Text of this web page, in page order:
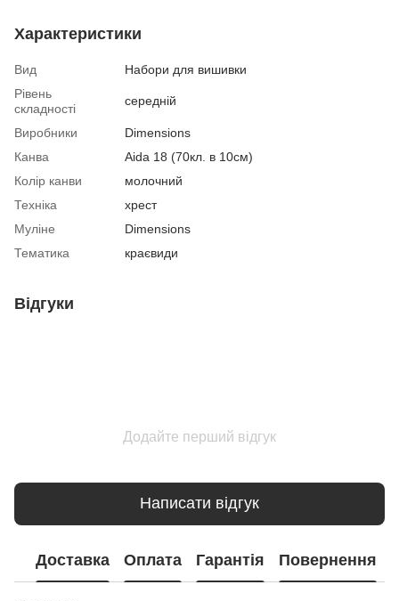
Характеристики
Вид
Набори для вишивки
Рівень
складності
середній
Виробники
Dimensions
Канва
Aida 18 (70кл. в 10см)
Колір канви
молочний
Техніка
хрест
Муліне
Dimensions
Тематика
краєвиди
Відгуки
Додайте перший відгук
Написати відгук
Доставка Оплата Гарантія Повернення